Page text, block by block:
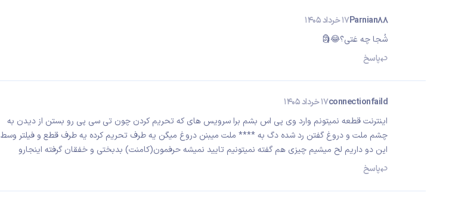
Parnian8817 خرداد 1405
شُجا چه عَتی؟😂🗿
پاسخ
connectionfaild17 خرداد 1405
اینترنت قطعه نمیتونم وارد وی پی اس بشم برا سرویس های که تحریم کردن چون تی سی پی رو بستن از دیدن به
چشم ملت و دروغ گفتن رد شده دگ به **** ملت میبنن دروغ میگن یه طرف تحریم کرده یه طرف قطع و فیلتر وسط
این دو داریم لح میشیم چیزی هم گفته نمیتونیم تایید نمیشه حرفمون(کامنت) بدبختی و خفقان گرفته اینجارو
پاسخ